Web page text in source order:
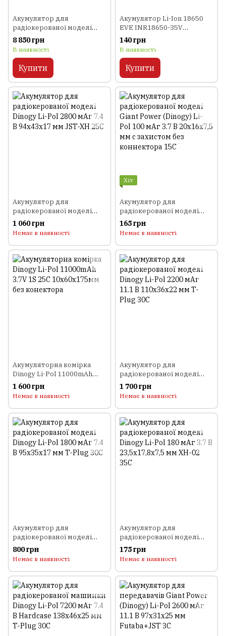
Акумулятор для
радіокерованої моделі
Dinogy G2.0 Li-Pol 5000 мАг
22.2 В 6S Bullet 6mm 80C
8 850 грн
В наявності
Купити
Акумулятор Li-Ion 18650
EVE INR18650-35V
3500мАч 10.2А
140 грн
В наявності
Купити
Акумулятор для
радіокерованої моделі
Dinogy Li-Pol 2800 мАг 7.4 В
94x43x17 мм JST-XH 25C
1 060 грн
Немає в наявності
Хіт
Акумулятор для
радіокерованої моделі
Giant Power (Dinogy) Li-Pol
100 мАг 3.7 В 20x16x7,5 мм
15C
165 грн
Немає в наявності
Акумуляторна комірка
Dinogy Li-Pol 11000mAh
3.7V 1S 25C 10x60x175мм
без конектора
1 600 грн
Немає в наявності
Акумулятор для
радіокерованої моделі
Dinogy Li-Pol 2200 мАг 11.1
В 110x36x22 мм T-Plug 30C
1 700 грн
Немає в наявності
Акумулятор для
радіокерованої моделі
Dinogy Li-Pol 1800 мАг 7.4 В
95x35x17 мм T-Plug 30C
800 грн
Немає в наявності
Акумулятор для
радіокерованої моделі
Dinogy Li-Pol 180 мАг 3.7 В
23,5х17,8х7,5 мм XH-02 35C
175 грн
Немає в наявності